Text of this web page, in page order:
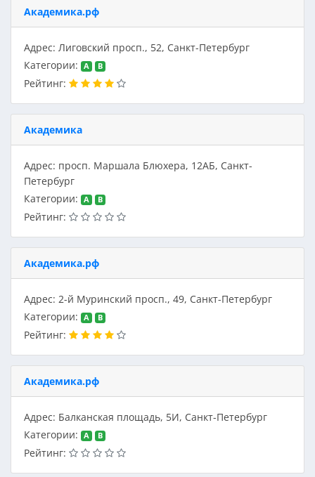
Академика.рф
Адрес: Лиговский просп., 52, Санкт-Петербург
Категории:
A B
Рейтинг:
Академика
Адрес: просп. Маршала Блюхера, 12АБ, Санкт-
Петербург
Категории:
A B
Рейтинг:
Академика.рф
Адрес: 2-й Муринский просп., 49, Санкт-Петербург
Категории:
A B
Рейтинг:
Академика.рф
Адрес: Балканская площадь, 5И, Санкт-Петербург
Категории:
A B
Рейтинг: